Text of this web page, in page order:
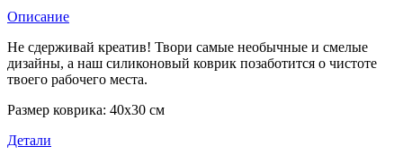
Описание
Не сдерживай креатив! Твори самые необычные и смелые
дизайны, а наш силиконовый коврик позаботится о чистоте
твоего рабочего места.
Размер коврика: 40х30 см
Детали